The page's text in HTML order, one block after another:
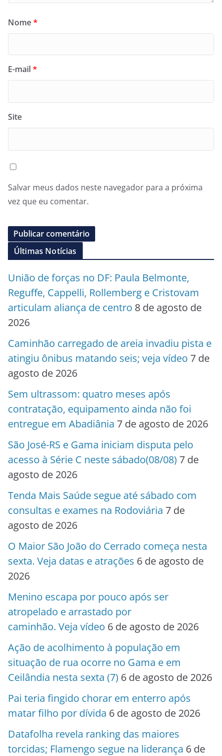
Nome*
E-mail*
Site
Salvar meus dados neste navegador para a próxima
vez que eu comentar.
Últimas Notícias
União de forças no DF: Paula Belmonte,
Reguffe, Cappelli, Rollemberg e Cristovam
articulam aliança de centro 8 de agosto de
2026
Caminhão carregado de areia invadiu pista e
atingiu ônibus matando seis; veja vídeo 7 de
agosto de 2026
Sem ultrassom: quatro meses após
contratação, equipamento ainda não foi
entregue em Abadiânia 7 de agosto de 2026
São José-RS e Gama iniciam disputa pelo
acesso à Série C neste sábado(08/08) 7 de
agosto de 2026
Tenda Mais Saúde segue até sábado com
consultas e exames na Rodoviária 7 de
agosto de 2026
O Maior São João do Cerrado começa nesta
sexta. Veja datas e atrações 6 de agosto de
2026
Menino escapa por pouco após ser
atropelado e arrastado por
caminhão. Veja vídeo 6 de agosto de 2026
Ação de acolhimento à população em
situação de rua ocorre no Gama e em
Ceilândia nesta sexta (7) 6 de agosto de 2026
Pai teria fingido chorar em enterro após
matar filho por dívida 6 de agosto de 2026
Datafolha revela ranking das maiores
torcidas; Flamengo segue na liderança 6 de